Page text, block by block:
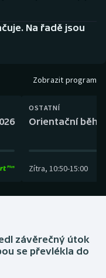
Na řadě jsou
Zobrazit program
OSTATNÍ
Orientační běh:
Zítra, 10:50-15:00
závěrečný útok
se převlékla do